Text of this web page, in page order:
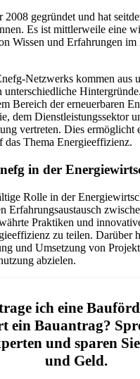
2008 gegründet und hat
Es ist mittlerweile eine
Wissen und Erfahrungen im
Netzwerks kommen aus
unterschiedliche
Bereich der erneuerbaren
dem Dienstleistungssektor
vertreten. Dies ermöglicht
Thema Energieeffizienz.
in der
Rolle in der
Erfahrungsaustausch
Praktiken und
zu teilen. Darüber
und Umsetzung von
abzielen.
ich eine
ein Bauantrag?
und sparen
und Geld.